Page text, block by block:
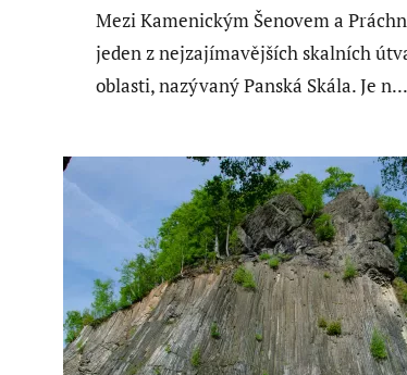
Mezi Kamenickým Šenovem a
jeden z nejzajímavějších skalních
oblasti, nazývaný Panská Skála. Je n...